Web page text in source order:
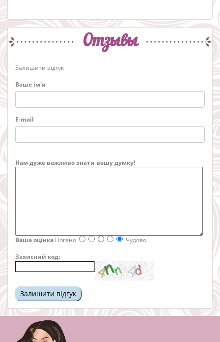
Отзывы
Залишити відгук
Ваше ім'я
E-mail
Нам дуже важливо знати вашу думку!
Ваша оцінка Погано
Чудово!
Захисний код: